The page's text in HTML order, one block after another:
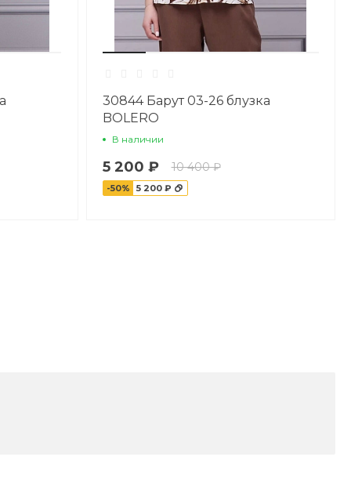
30844 Барут 03-26 блузка
BOLERO
В наличии
5 200 ₽ 10 400 ₽
-50% 5 200 ₽